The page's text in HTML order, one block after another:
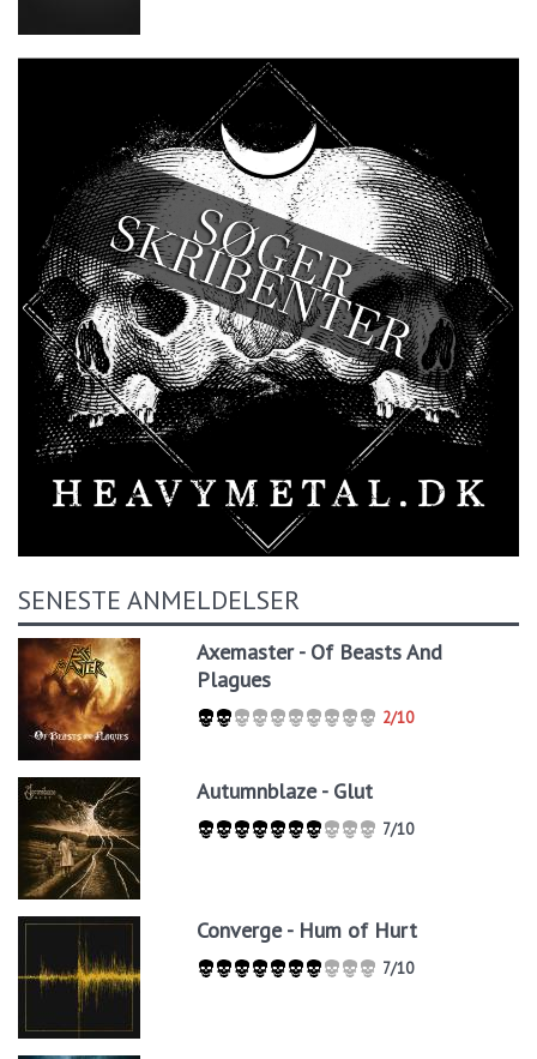
SENESTE ANMELDELSER
Axemaster - Of Beasts And
Plagues
2/10
Autumnblaze - Glut
7/10
Converge - Hum of Hurt
7/10